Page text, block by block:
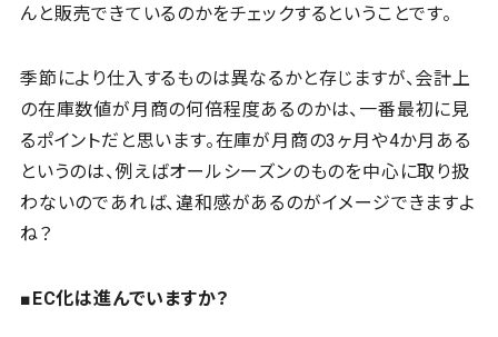
んと販売できているのかをチェックするということです。
季節により仕入するものは異なるかと存じますが、会計上
の在庫数値が月商の何倍程度あるのかは、一番最初に見
るポイントだと思います。在庫が月商の3ヶ月や4か月ある
というのは、例えばオールシーズンのものを中心に取り扱
わないのであれば、違和感があるのがイメージできますよ
ね？
■EC化は進んでいますか？